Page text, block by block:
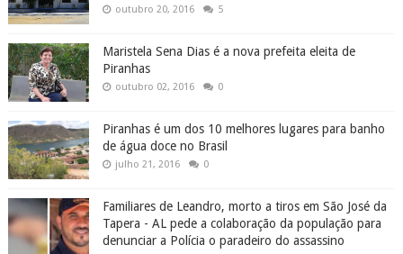
outubro 20, 2016 5
Maristela Sena Dias é a nova prefeita eleita de
Piranhas
outubro 02, 2016 0
Piranhas é um dos 10 melhores lugares para banho
de água doce no Brasil
julho 21, 2016 0
Familiares de Leandro, morto a tiros em São José da
Tapera - AL pede a colaboração da população para
denunciar a Polícia o paradeiro do assassino